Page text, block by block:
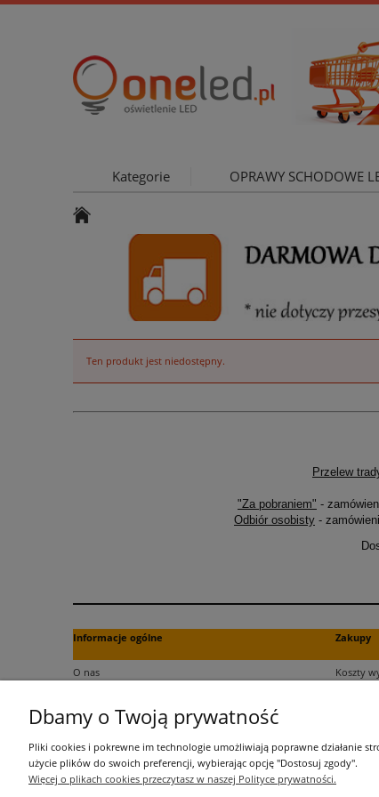
Kategorie OPRAWY SCHODOWE
Ten produkt jest niedostępny.
Przelew
"Za pobraniem" -
Odbiór osobisty -
Informacje ogólne
O nas
Regulamin
Polityka prywatności
Informacje o przetwarzaniu danych
Zakupy
Koszty
Czas
Dbamy o Twoją prywatność
Pliki cookies i pokrewne im technologie umożliwiają poprawne działanie
użycie plików do swoich preferencji, wybierając opcję "Dostosuj zgody".
Więcej o plikach cookies przeczytasz w naszej Polityce prywatności.